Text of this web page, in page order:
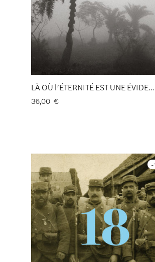
LÀ OÙ l’ÉTERNITÉ EST UNE ÉVIDENCE… de Caroline Abitbol
36,00 €
-